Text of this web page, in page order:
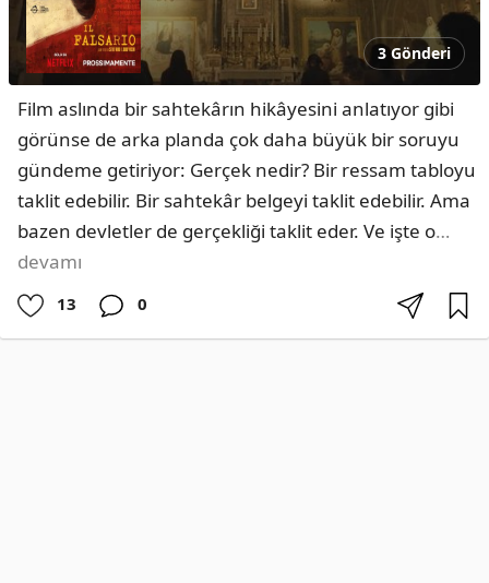
3 Gönderi
Film aslında bir sahtekârın hikâyesini anlatıyor gibi
görünse de arka planda çok daha büyük bir soruyu
gündeme getiriyor: Gerçek nedir? Bir ressam tabloyu
taklit edebilir. Bir sahtekâr belgeyi taklit edebilir. Ama
bazen devletler de gerçekliği taklit eder. Ve işte o…
devamı
13 0